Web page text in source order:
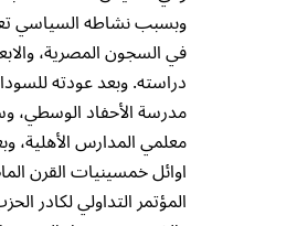
وبسبب نشاطه السياسي
في السجون المصرية،
دراسته. وبعد عودته
مدرسة الأحفاد
معلمي المدارس الأهلية،
اوائل خمسينيات القرن